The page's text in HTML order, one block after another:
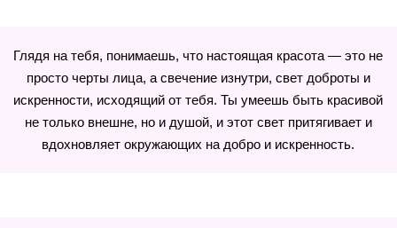
Глядя на тебя, понимаешь, что настоящая красота — это не
просто черты лица, а свечение изнутри, свет доброты и
искренности, исходящий от тебя. Ты умеешь быть красивой
не только внешне, но и душой, и этот свет притягивает и
вдохновляет окружающих на добро и искренность.